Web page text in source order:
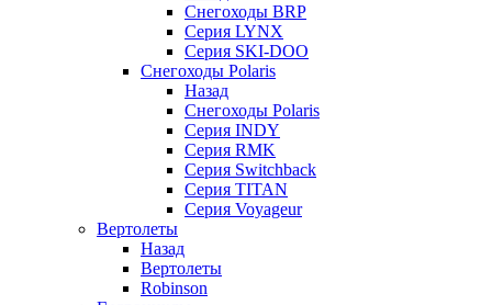
Снегоходы BRP
Серия LYNX
Серия SKI-DOO
Снегоходы Polaris
Назад
Снегоходы Polaris
Серия INDY
Серия RMK
Серия Switchback
Серия TITAN
Серия Voyageur
Вертолеты
Назад
Вертолеты
Robinson